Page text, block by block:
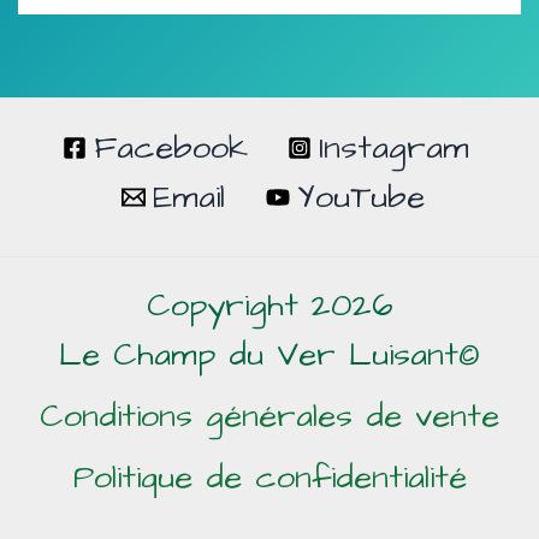
Facebook
Instagram
Email
YouTube
Copyright 2026
Le Champ du Ver Luisant©
Conditions générales de vente
Politique de confidentialité